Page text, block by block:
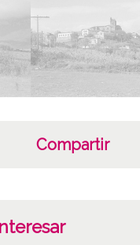
Compartir